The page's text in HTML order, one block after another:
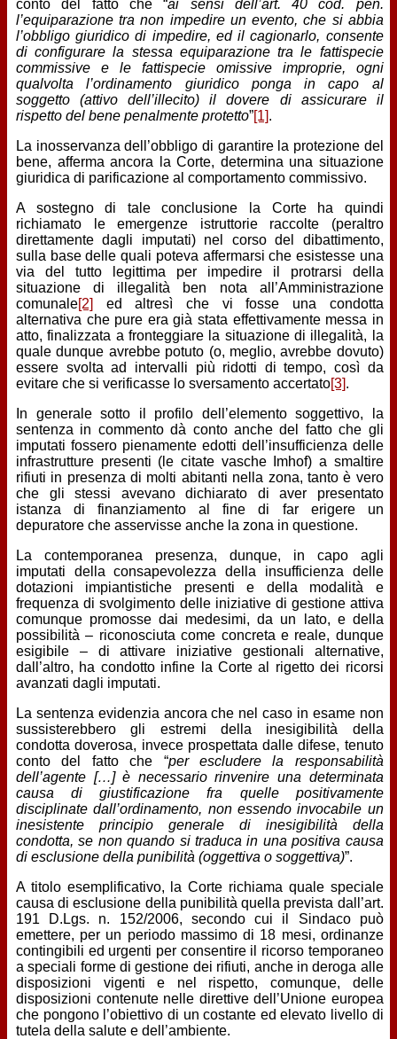
conto del fatto che “ai sensi dell’art. 40 cod. pen.
l’equiparazione tra non impedire un evento, che si abbia
l’obbligo giuridico di impedire, ed il cagionarlo, consente
di configurare la stessa equiparazione tra le fattispecie
commissive e le fattispecie omissive improprie, ogni
qualvolta l’ordinamento giuridico ponga in capo al
soggetto (attivo dell’illecito) il dovere di assicurare il
rispetto del bene penalmente protetto”[1].
La inosservanza dell’obbligo di garantire la protezione del
bene, afferma ancora la Corte, determina una situazione
giuridica di parificazione al comportamento commissivo.
A sostegno di tale conclusione la Corte ha quindi
richiamato le emergenze istruttorie raccolte (peraltro
direttamente dagli imputati) nel corso del dibattimento,
sulla base delle quali poteva affermarsi che esistesse una
via del tutto legittima per impedire il protrarsi della
situazione di illegalità ben nota all’Amministrazione
comunale[2]
ed altresì che vi fosse una condotta
alternativa che pure era già stata effettivamente messa in
atto, finalizzata a fronteggiare la situazione di illegalità, la
quale dunque avrebbe potuto (o, meglio, avrebbe dovuto)
essere svolta ad intervalli più ridotti di tempo, così da
evitare che si verificasse lo sversamento accertato[3].
In generale sotto il profilo dell’elemento soggettivo, la
sentenza in commento dà conto anche del fatto che gli
imputati fossero pienamente edotti dell’insufficienza delle
infrastrutture presenti (le citate vasche Imhof) a smaltire
rifiuti in presenza di molti abitanti nella zona, tanto è vero
che gli stessi avevano dichiarato di aver presentato
istanza di finanziamento al fine di far erigere un
depuratore che asservisse anche la zona in questione.
La contemporanea presenza, dunque, in capo agli
imputati della consapevolezza della insufficienza delle
dotazioni impiantistiche presenti e della modalità e
frequenza di svolgimento delle iniziative di gestione attiva
comunque promosse dai medesimi, da un lato, e della
possibilità – riconosciuta come concreta e reale, dunque
esigibile – di attivare iniziative gestionali alternative,
dall’altro, ha condotto infine la Corte al rigetto dei ricorsi
avanzati dagli imputati.
La sentenza evidenzia ancora che nel caso in esame non
sussisterebbero gli estremi della inesigibilità della
condotta doverosa, invece prospettata dalle difese, tenuto
conto del fatto che “per escludere la responsabilità
dell’agente […] è necessario rinvenire una determinata
causa di giustificazione fra quelle positivamente
disciplinate dall’ordinamento, non essendo invocabile un
inesistente principio generale di inesigibilità della
condotta, se non quando si traduca in una positiva causa
di esclusione della punibilità (oggettiva o soggettiva)”.
A titolo esemplificativo, la Corte richiama quale speciale
causa di esclusione della punibilità quella prevista dall’art.
191 D.Lgs. n. 152/2006, secondo cui il Sindaco può
emettere, per un periodo massimo di 18 mesi, ordinanze
contingibili ed urgenti per consentire il ricorso temporaneo
a speciali forme di gestione dei rifiuti, anche in deroga alle
disposizioni vigenti e nel rispetto, comunque, delle
disposizioni contenute nelle direttive dell’Unione europea
che pongono l’obiettivo di un costante ed elevato livello di
tutela della salute e dell’ambiente.